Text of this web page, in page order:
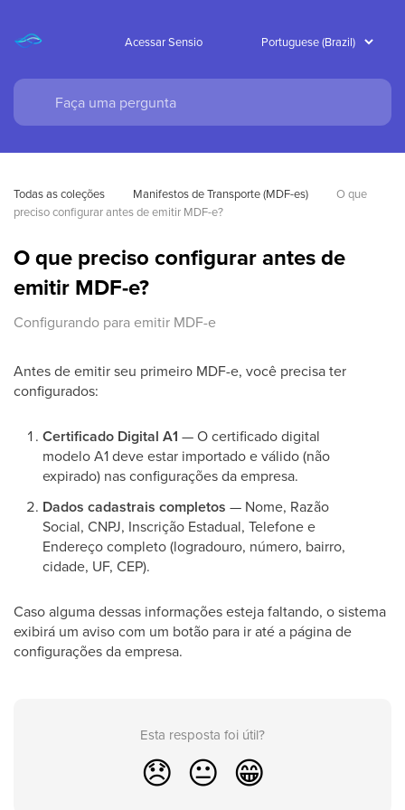
Acessar Sensio
Todas as coleções Manifestos de Transporte (MDF-es)
O que
preciso configurar antes de emitir MDF-e?
O que preciso configurar antes de
emitir MDF-e?
Configurando para emitir MDF-e
Antes de emitir seu primeiro MDF-e, você precisa ter
configurados:
Certificado Digital A1 — O certificado digital
modelo A1 deve estar importado e válido (não
expirado) nas configurações da empresa.
Dados cadastrais completos — Nome, Razão
Social, CNPJ, Inscrição Estadual, Telefone e
Endereço completo (logradouro, número, bairro,
cidade, UF, CEP).
Caso alguma dessas informações esteja faltando, o sistema
exibirá um aviso com um botão para ir até a página de
configurações da empresa.
Esta resposta foi útil?
😞 😐 😁